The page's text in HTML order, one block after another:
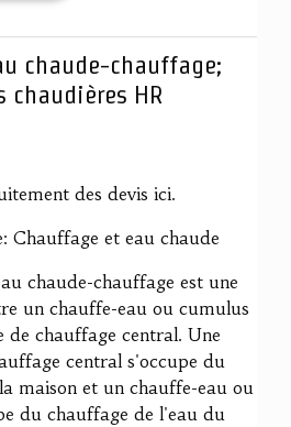
chaude-chauffage;
chaudières HR
des devis ici.
Chauffage et eau chaude
chaude-chauffage est une
un chauffe-eau ou cumulus
de chauffage central. Une
central s'occupe du
maison et un chauffe-eau ou
du chauffage de l'eau du